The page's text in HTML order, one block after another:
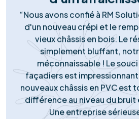
marques Tier-1, reconnus pour
supérieur et leur longévité
Support Réactif
Notre engagement ne s'arrête
service client local est disponible
toutes vos questions, gérer le
assurer le monitoring de votre